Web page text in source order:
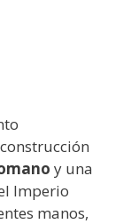
y una
Imperio
manos,